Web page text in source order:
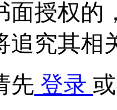
面授权的
追究其相
先 登录